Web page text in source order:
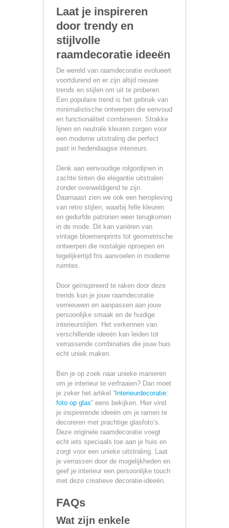
Laat je inspireren
door trendy en
stijlvolle
raamdecoratie ideeën
De wereld van raamdecoratie evolueert
voortdurend en er zijn altijd nieuwe
trends en stijlen om uit te proberen.
Een populaire trend is het gebruik van
minimalistische ontwerpen die eenvoud
en functionaliteit combineren. Strakke
lijnen en neutrale kleuren zorgen voor
een moderne uitstraling die perfect
past in hedendaagse interieurs.
Denk aan eenvoudige rolgordijnen in
zachte tinten die elegantie uitstralen
zonder overweldigend te zijn.
Daarnaast zien we ook een heropleving
van retro stijlen, waarbij felle kleuren
en gedurfde patronen weer terugkomen
in de mode. Dit kan variëren van
vintage bloemenprints tot geometrische
ontwerpen die nostalgie oproepen en
tegelijkertijd fris aanvoelen in moderne
ruimtes.
Door geïnspireerd te raken door deze
trends kun je jouw raamdecoratie
vernieuwen en aanpassen aan jouw
persoonlijke smaak en de huidige
interieurstijlen. Het verkennen van
verschillende ideeën kan leiden tot
verrassende combinaties die jouw huis
echt uniek maken.
Ben je op zoek naar unieke manieren
om je interieur te verfraaien? Dan moet
je zeker het artikel “Interieurdecoratie:
foto op glas” eens bekijken. Hier vind
je inspirerende ideeën om je ramen te
decoreren met prachtige glasfoto’s.
Deze originele raamdecoratie voegt
echt iets speciaals toe aan je huis en
zorgt voor een unieke uitstraling. Laat
je verrassen door de mogelijkheden en
geef je interieur een persoonlijke touch
met deze creatieve decoratie-ideeën.
FAQs
Wat zijn enkele